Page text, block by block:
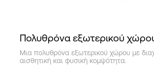
Πολυθρόνα εξωτερικού
Μια πολυθρόνα εξωτερικού χώρου με
αισθητική και φυσική κομψότητα.